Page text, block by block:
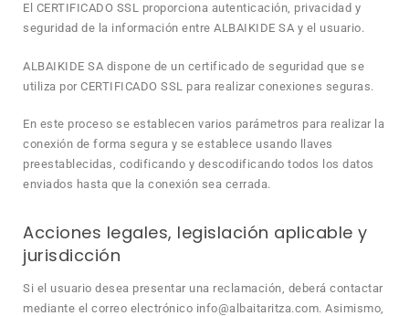
El CERTIFICADO SSL proporciona autenticación, privacidad y
seguridad de la información entre ALBAIKIDE SA y el usuario.
ALBAIKIDE SA dispone de un certificado de seguridad que se
utiliza por CERTIFICADO SSL para realizar conexiones seguras.
En este proceso se establecen varios parámetros para realizar la
conexión de forma segura y se establece usando llaves
preestablecidas, codificando y descodificando todos los datos
enviados hasta que la conexión sea cerrada.
Acciones legales, legislación aplicable y
jurisdicción
Si el usuario desea presentar una reclamación, deberá contactar
mediante el correo electrónico info@albaitaritza.com. Asimismo,